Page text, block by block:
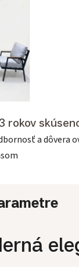
rokov
a dôvera